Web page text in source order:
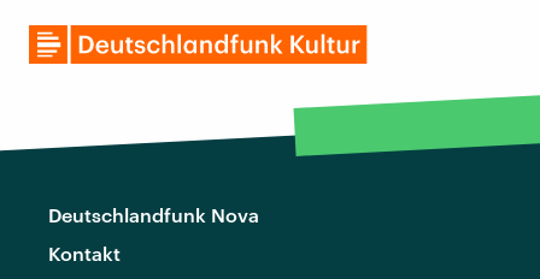
Deutschlandfunk Nova
Kontakt